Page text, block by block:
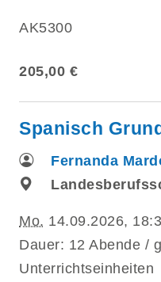
AK5300
205,00 €
Spanisch
Fernanda
Mo. 14.09.2026,
Dauer: 12 Abende /
Unterrichtseinheiten